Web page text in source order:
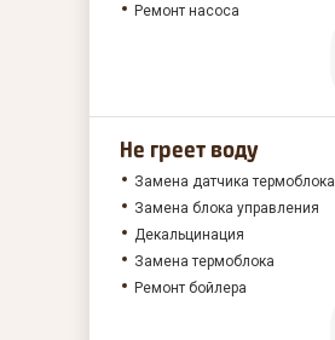
Ремонт насоса
Не греет воду
Замена датчика термоблока
Замена блока управления
Декальцинация
Замена термоблока
Ремонт бойлера